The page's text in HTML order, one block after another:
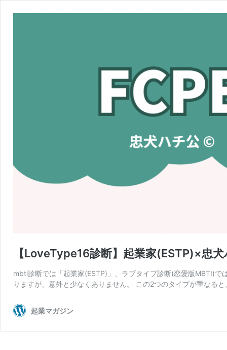
【LoveType16診断】起業家(ESTP)×忠
mbti診断では「起業家(ESTP)」、ラブタイプ診断(恋愛版MBTI)
りますが、意外と少なくありません。 この2つのタイプが重なる
起業マガジン